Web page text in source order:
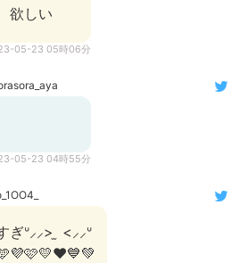
欲しい
05-23 05時06分
05-23 04時55分
ぎᐡ⸝⸝> ̫ <⸝⸝ᐡ